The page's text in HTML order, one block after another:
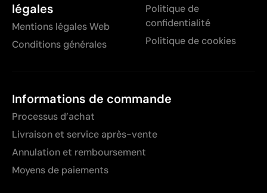
légales
Mentions légales Web
Conditions générales
Politique de
confidentialité
Politique de cookies
Informations de commande
Processus d’achat
Livraison et service après-vente
Annulation et remboursement
Moyens de paiements